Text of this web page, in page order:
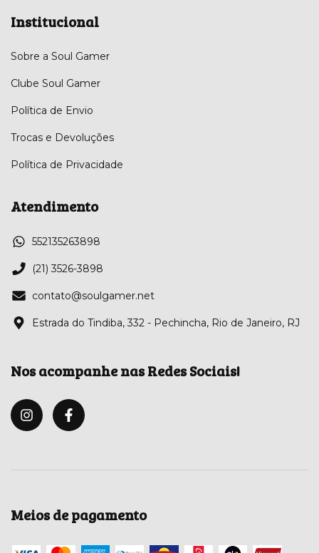
Institucional
Sobre a Soul Gamer
Clube Soul Gamer
Política de Envio
Trocas e Devoluções
Política de Privacidade
Atendimento
552135263898
(21) 3526-3898
contato@soulgamer.net
Estrada do Tindiba, 332 - Pechincha, Rio de Janeiro, RJ
Nos acompanhe nas Redes Sociais!
Meios de pagamento